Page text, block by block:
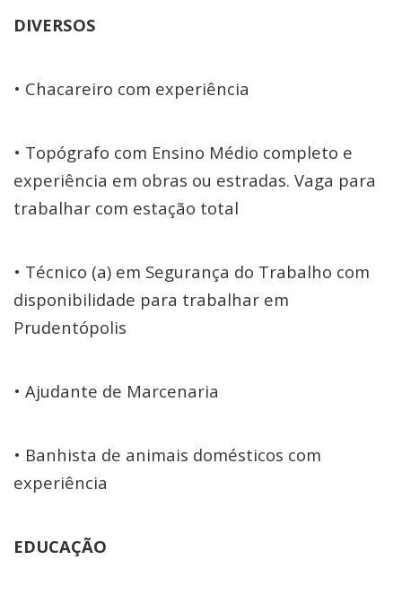
DIVERSOS
• Chacareiro com experiência
• Topógrafo com Ensino Médio completo e
experiência em obras ou estradas. Vaga para
trabalhar com estação total
• Técnico (a) em Segurança do Trabalho com
disponibilidade para trabalhar em
Prudentópolis
• Ajudante de Marcenaria
• Banhista de animais domésticos com
experiência
EDUCAÇÃO